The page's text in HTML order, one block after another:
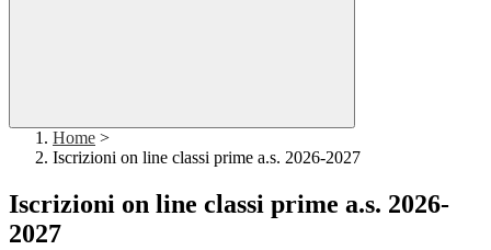
Home >
Iscrizioni on line classi prime a.s. 2026-2027
Iscrizioni on line classi prime a.s. 2026-
2027